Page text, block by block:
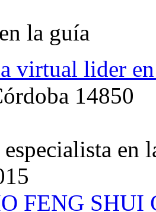
la guía
virtual lider
14850
especialista en
FENG